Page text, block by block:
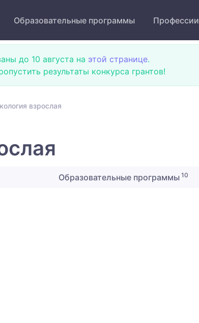
Образовательные программы Профессии
до 10 августа на этой странице.
результаты конкурса грантов!
взрослая
Образовательные программы 10